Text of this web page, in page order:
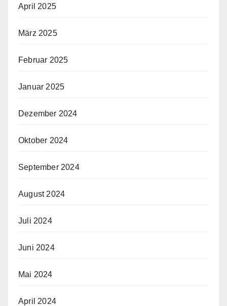
April 2025
März 2025
Februar 2025
Januar 2025
Dezember 2024
Oktober 2024
September 2024
August 2024
Juli 2024
Juni 2024
Mai 2024
April 2024